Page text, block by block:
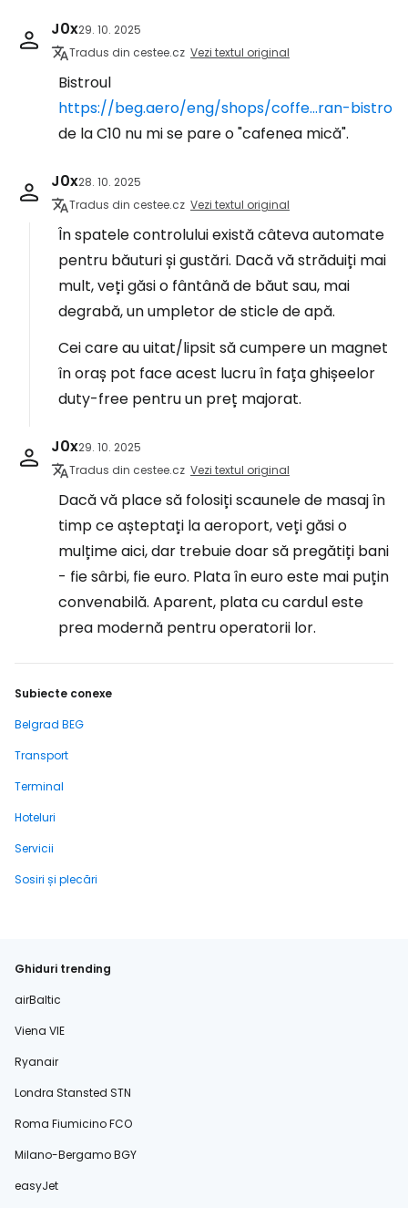
J0x29. 10. 2025
Tradus din cestee.cz Vezi textul original
Bistroul
https://beg.aero/eng/shops/coffe...ran-bistro
de la C10 nu mi se pare o "cafenea mică".
J0x28. 10. 2025
Tradus din cestee.cz Vezi textul original
În spatele controlului există câteva automate
pentru băuturi și gustări. Dacă vă străduiți mai
mult, veți găsi o fântână de băut sau, mai
degrabă, un umpletor de sticle de apă.
Cei care au uitat/lipsit să cumpere un magnet
în oraș pot face acest lucru în fața ghișeelor
duty-free pentru un preț majorat.
J0x29. 10. 2025
Tradus din cestee.cz Vezi textul original
Dacă vă place să folosiți scaunele de masaj în
timp ce așteptați la aeroport, veți găsi o
mulțime aici, dar trebuie doar să pregătiți bani
- fie sârbi, fie euro. Plata în euro este mai puțin
convenabilă. Aparent, plata cu cardul este
prea modernă pentru operatorii lor.
Subiecte conexe
Belgrad BEG
Transport
Terminal
Hoteluri
Servicii
Sosiri și plecări
Ghiduri trending
airBaltic
Viena VIE
Ryanair
Londra Stansted STN
Roma Fiumicino FCO
Milano-Bergamo BGY
easyJet